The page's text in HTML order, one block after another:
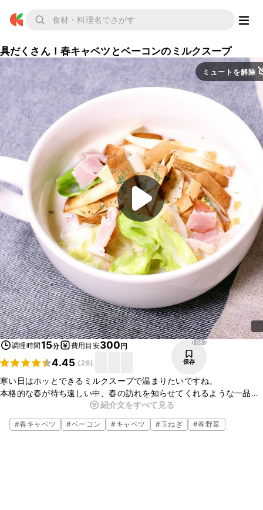
具だくさん！春キャベツとベーコンのミルクスープ
ミュートを解除
調理時間15分 費用目安300円
4.45 (26)
1587
保存
寒い日はホッとできるミルクスープで温まりたいですね。
本格的な春が待ち遠しい中、春の訪れを知らせてくれるような一品で
旬の春キャベツを使い、具だくさんのスープを食べて元気に出かけま
しょう。
紹介文をすべて見る
#春キャベツ #ベーコン #キャベツ #玉ねぎ #春野菜